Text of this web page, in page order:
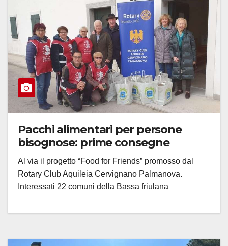
Pacchi alimentari per persone
bisognose: prime consegne
Al via il progetto “Food for Friends” promosso dal
Rotary Club Aquileia Cervignano Palmanova.
Interessati 22 comuni della Bassa friulana